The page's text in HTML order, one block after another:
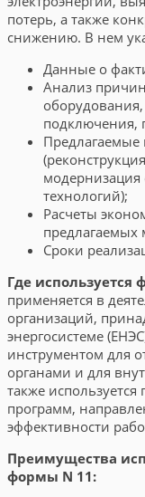
потерь, а также
снижению. В нем
Данные о
Анализ
подключения,
технологий);
Расчеты
предлагаемых
Сроки
Где используется
применяется в
организаций,
энергосистеме
инструментом для
органами и для
также
программ,
эффективности
Преимущества
формы N 11: